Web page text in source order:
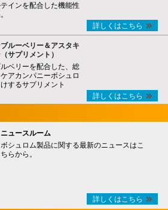
インを配合した機能性
詳しくはこちら
ルーベリー＆アスタキ
サプリメント）
ベリーを配合した、総
アカンパニーボシュロ
するサプリメント
詳しくはこちら
ニュースルーム
ボシュロム製品に関する最新のニュースはこ
ちらから。
詳しくはこちら